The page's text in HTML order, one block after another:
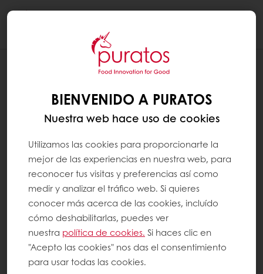
BIENVENIDO A PURATOS
Nuestra web hace uso de cookies
Utilizamos las cookies para proporcionarte la
mejor de las experiencias en nuestra web, para
reconocer tus visitas y preferencias así como
medir y analizar el tráfico web. Si quieres
conocer más acerca de las cookies, incluído
cómo deshabilitarlas, puedes ver
nuestra política de cookies. Si haces clic en
"Acepto las cookies" nos das el consentimiento
para usar todas las cookies.